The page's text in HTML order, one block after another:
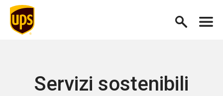
Servizi sostenibili